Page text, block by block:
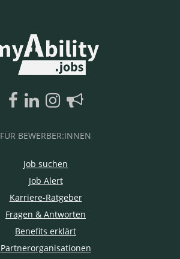
FÜR BEWERBER:INNEN
Job suchen
Job Alert
Karriere-Ratgeber
Fragen & Antworten
Benefits erklärt
Partnerorganisationen